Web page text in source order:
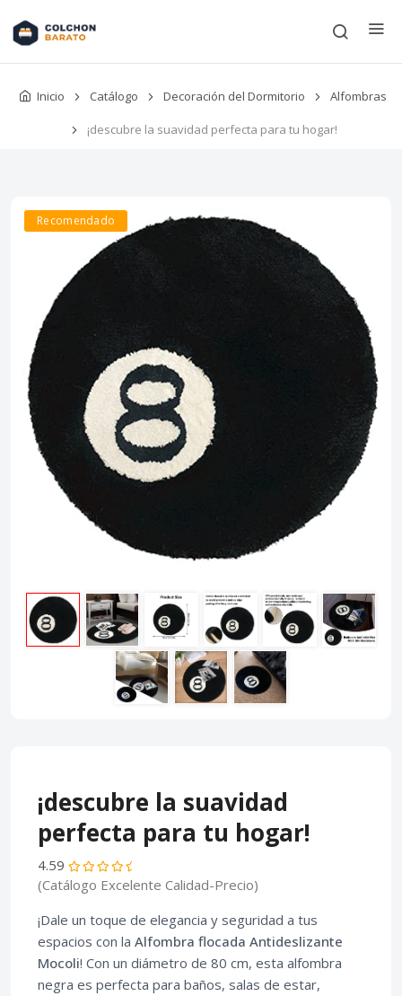
Inicio Catálogo Decoración del Dormitorio Alfombras
¡descubre la suavidad perfecta para tu hogar!
Recomendado
¡descubre la suavidad
perfecta para tu hogar!
4.59
(Catálogo Excelente Calidad-Precio)
¡Dale un toque de elegancia y seguridad a tus
espacios con la Alfombra flocada Antideslizante
Mocoli! Con un diámetro de 80 cm, esta alfombra
negra es perfecta para baños, salas de estar,